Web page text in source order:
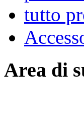
tutto
Area di